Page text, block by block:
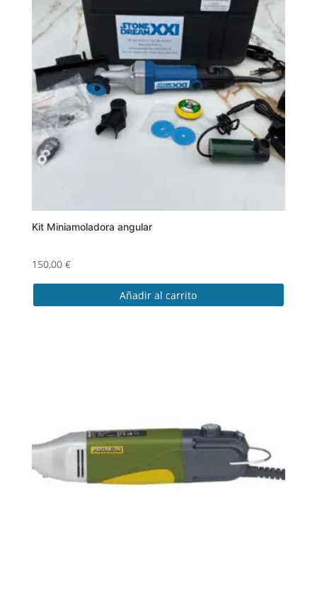
Kit Miniamoladora angular
150,00 €
Añadir al carrito